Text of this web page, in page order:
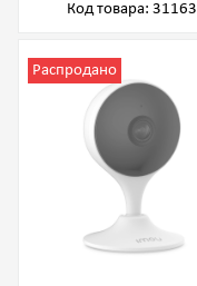
Код товара: 31163
Распродано